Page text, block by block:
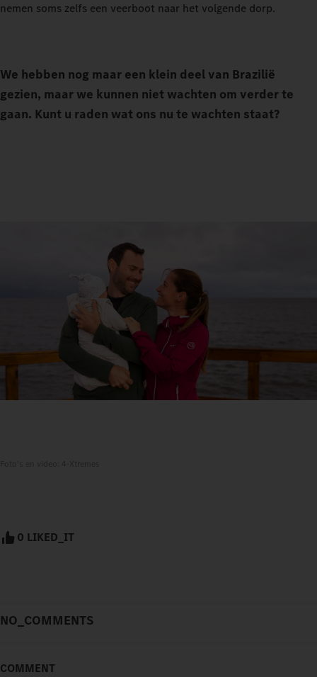
nemen soms zelfs een veerboot naar het volgende dorp.
We hebben nog maar een klein deel van Brazilië
gezien, maar we kunnen niet wachten om verder te
gaan. Kunt u raden wat ons nu te wachten staat?
0 LIKED_IT
NO_COMMENTS
COMMENT